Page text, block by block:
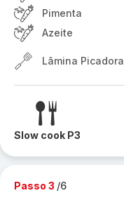
Pimenta
Azeite
Lâmina Picadora
Slow cook P3
Passo 3 /6